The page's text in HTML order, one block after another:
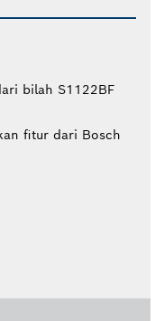
bilah S1122BF
fitur dari Bosch